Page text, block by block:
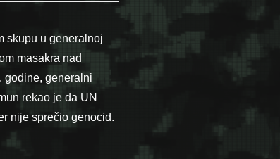
skupu u generalnoj
masakra nad
godine, generalni
rekao je da UN
nije sprečio genocid.
Kimun: UN dijeli odgovornost za genocid u Srebrenici”